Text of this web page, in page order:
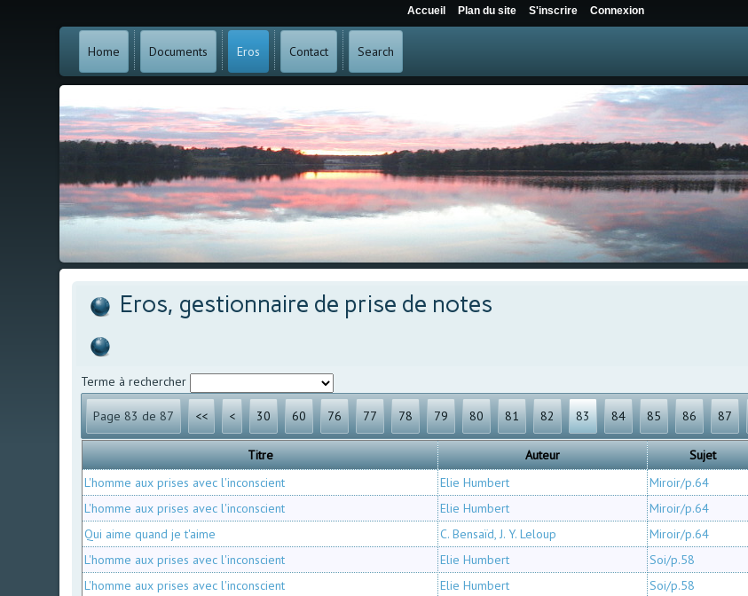
Home Documents Eros Contact Search
Eros, gestionnaire de prise de notes
Terme à rechercher
Page 83 de 87 << < 30 60 76 77 78 79 80 81 82 83 84 85 86 87
Titre Auteur Sujet
L'homme aux prises avec l'inconscient
Elie Humbert Miroir/p.64
L'homme aux prises avec l'inconscient
Elie Humbert Miroir/p.64
Qui aime quand je t'aime
C. Bensaïd, J. Y. Leloup Miroir/p.64
L'homme aux prises avec l'inconscient
Elie Humbert Soi/p.58
L'homme aux prises avec l'inconscient
Elie Humbert Soi/p.58
Accueil Plan du site S'inscrire Connexion